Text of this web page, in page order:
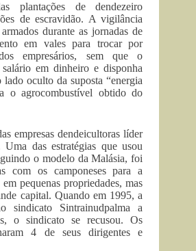
plantações de dendezeiro
de escravidão. A vigilância
durante as jornadas de
em vales para trocar por
empresários, sem que o
em dinheiro e disponha
oculto da suposta “energia
o agrocombustível obtido do
empresas dendeicultoras líder
das estratégias que usou
o modelo da Malásia, foi
com os camponeses para a
pequenas propriedades, mas
capital. Quando em 1995, a
sindicato Sintrainudpalma a
o sindicato se recusou. Os
4 de seus dirigentes e